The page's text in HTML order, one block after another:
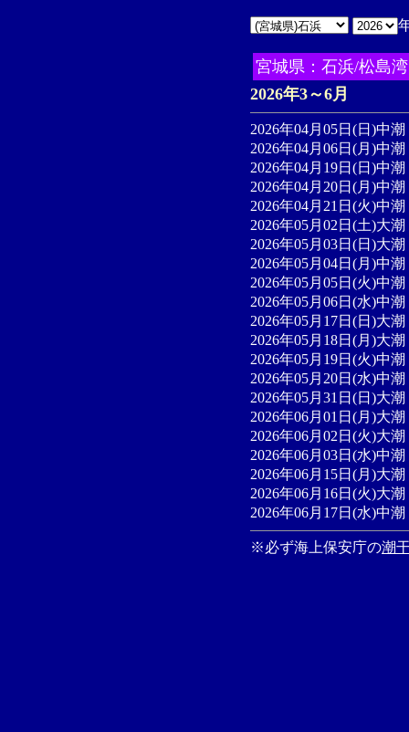
宮城県：石浜/松島湾
2026年3～6月
2026年04月05日(日)中
2026年04月06日(月)中
2026年04月19日(日)中
2026年04月20日(月)中
2026年04月21日(火)中
2026年05月02日(土)大
2026年05月03日(日)大
2026年05月04日(月)中
2026年05月05日(火)中
2026年05月06日(水)中
2026年05月17日(日)大
2026年05月18日(月)大
2026年05月19日(火)中
2026年05月20日(水)中
2026年05月31日(日)大
2026年06月01日(月)大
2026年06月02日(火)大
2026年06月03日(水)中
2026年06月15日(月)大
2026年06月16日(火)大
2026年06月17日(水)中
※必ず海上保安庁の潮